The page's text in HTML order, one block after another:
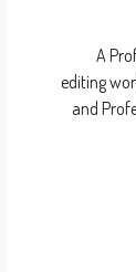
A
editing
and